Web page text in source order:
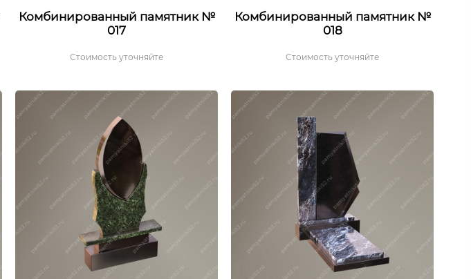
Комбинированный памятник №
017
Стоимость уточняйте
Комбинированный памятник №
018
Стоимость уточняйте